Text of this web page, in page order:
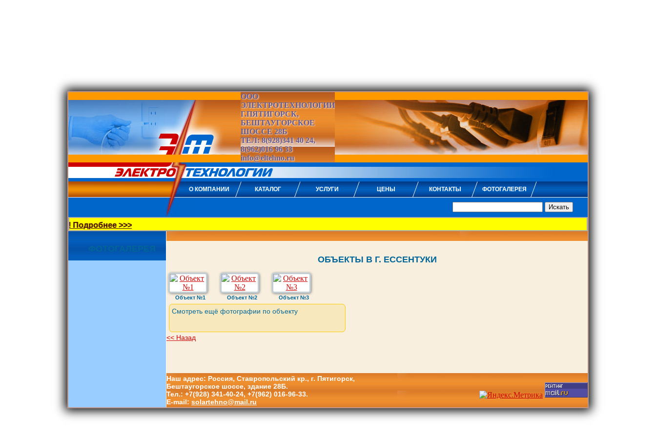
ООО
ЭЛЕКТРОТЕХНОЛОГИИ
Г.ПЯТИГОРСК,
БЕШТАУГОРСКОЕ
ШОССЕ 28Б
ТЕЛ: 8(928)341 40 24,
8(962)016 96 33
info@eltehno.ru
О КОМПАНИИ КАТАЛОГ УСЛУГИ ЦЕНЫ КОНТАКТЫ ФОТОГАЛЕРЕЯ
016-96-33! Подробнее >>>
ФОТОГАЛЕРЕЯ
ОБЪЕКТЫ В Г. ЕССЕНТУКИ
Объект №1 Объект №2 Объект №3
Смотреть ещё фотографии по объекту
<< Назад
Наш адрес: Россия, Ставропольский кр., г. Пятигорск,
Бештаугорское шоссе, здание 28Б.
Тел.: +7(928) 341-40-24, +7(962) 016-96-33.
E-mail:solartehno@mail.ru